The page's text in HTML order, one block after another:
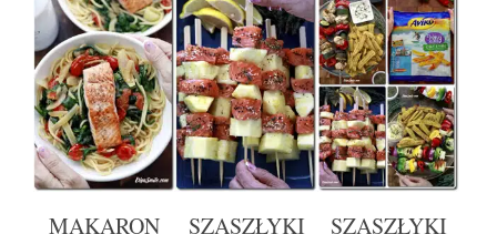
MAKARON
SZASZŁYKI
SZASZŁYKI